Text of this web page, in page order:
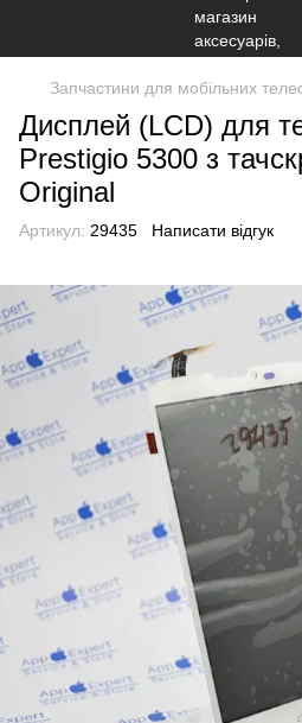
Запчастини для мобільних
Дисплей (LCD) для
Prestigio 5300 з
Original
Артикул: 29435 Написати відгук